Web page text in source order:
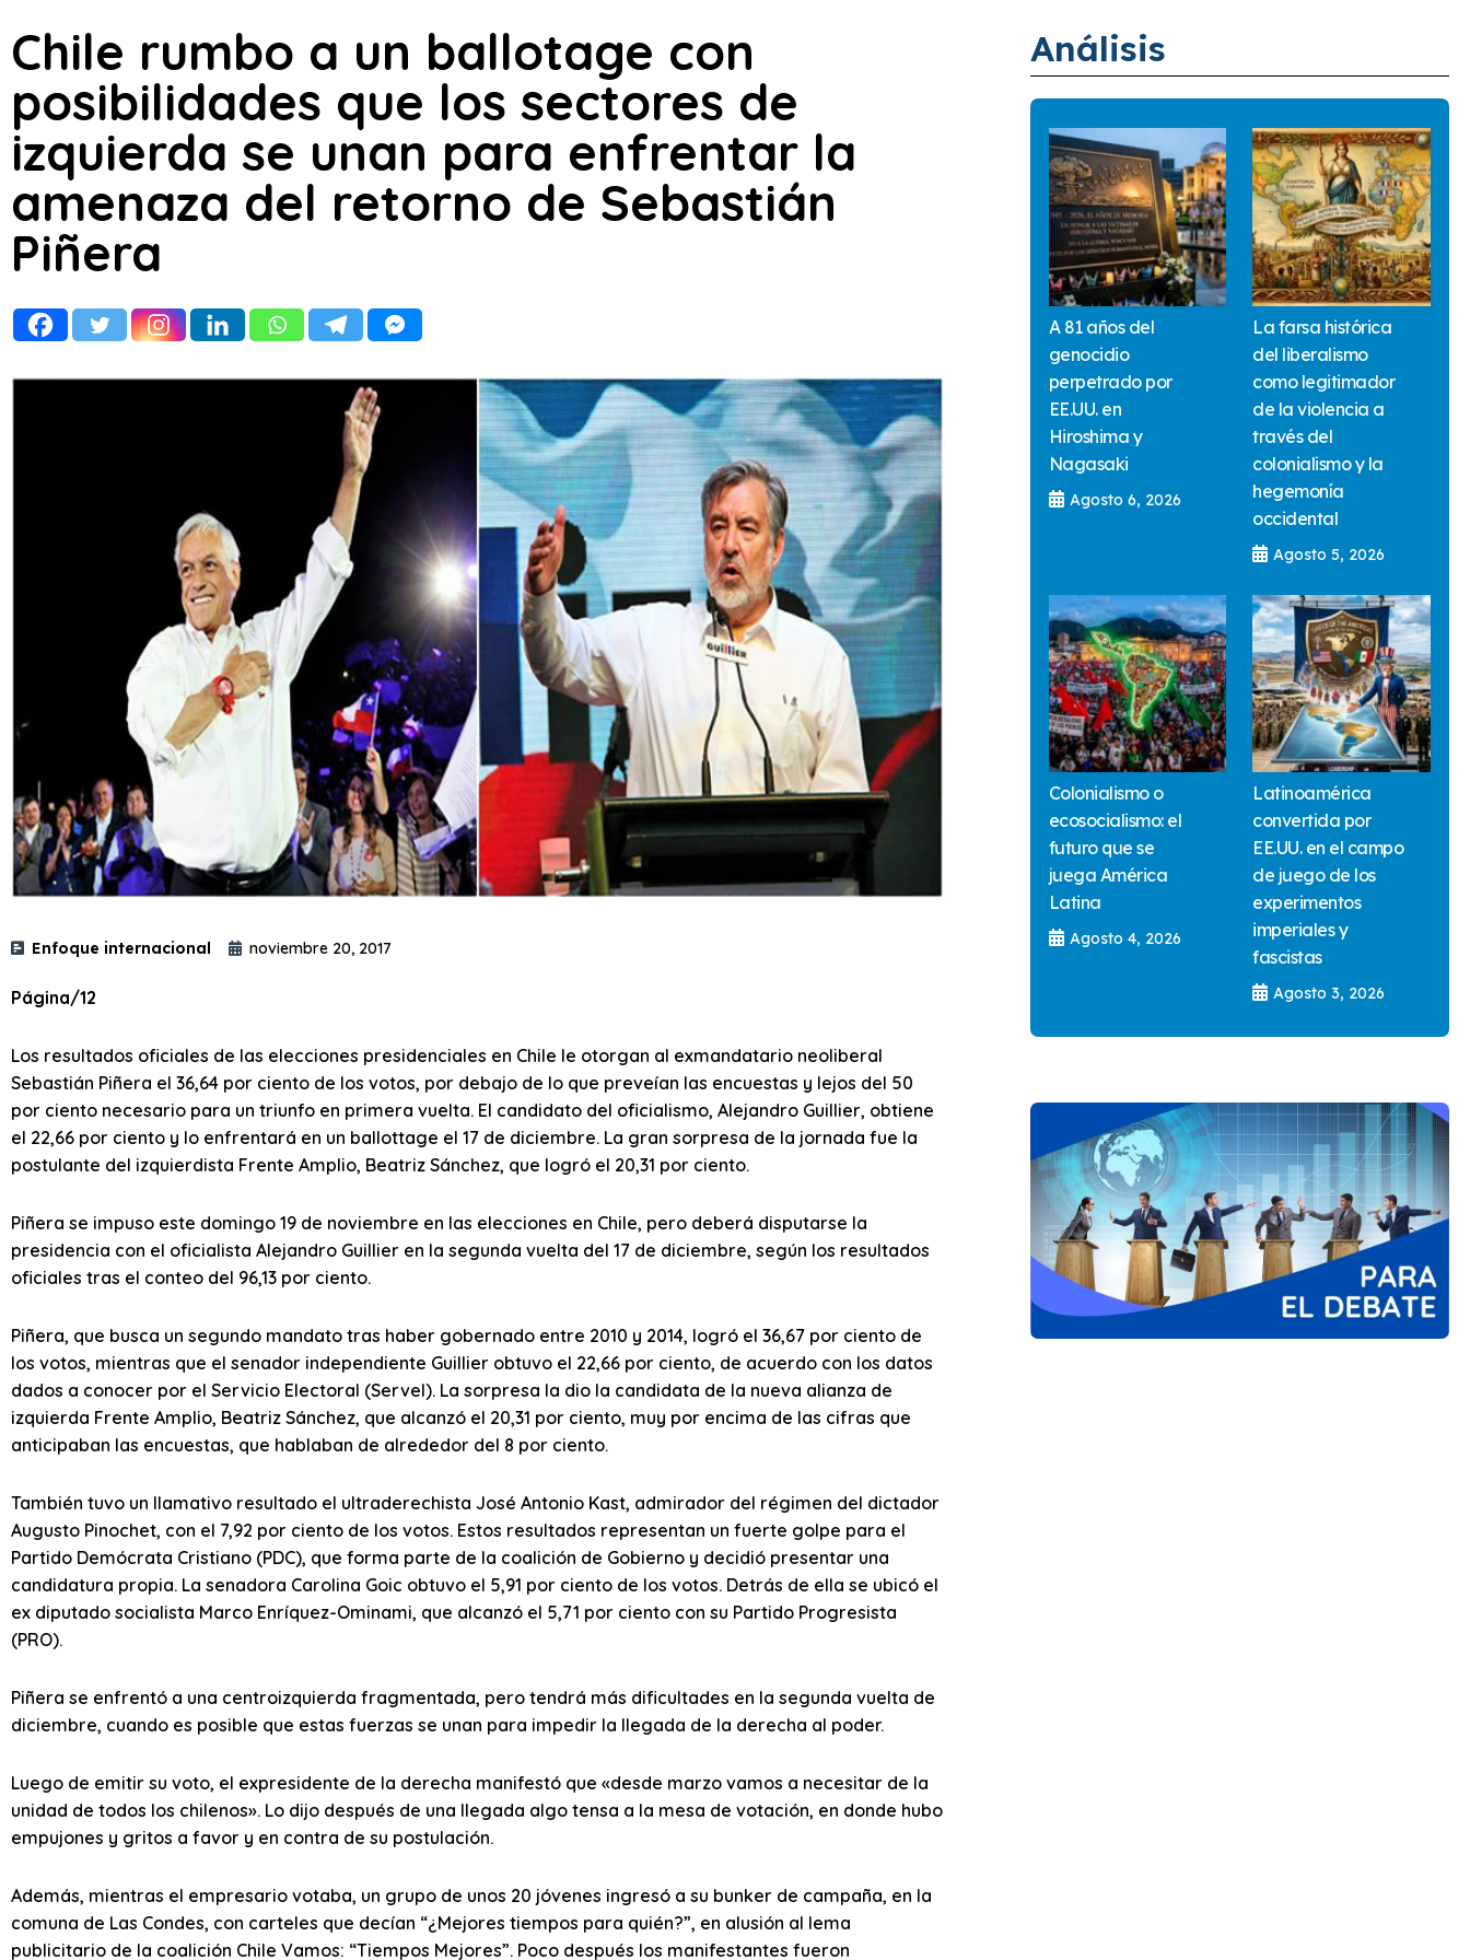
Chile rumbo a un ballotage con
posibilidades que los sectores de
izquierda se unan para enfrentar la
amenaza del retorno de Sebastián
Piñera
Enfoque internacional noviembre 20, 2017
Página/12
Los resultados oficiales de las elecciones presidenciales en Chile le otorgan al exmandatario neoliberal
Sebastián Piñera el 36,64 por ciento de los votos, por debajo de lo que preveían las encuestas y lejos del 50
por ciento necesario para un triunfo en primera vuelta. El candidato del oficialismo, Alejandro Guillier, obtiene
el 22,66 por ciento y lo enfrentará en un ballottage el 17 de diciembre. La gran sorpresa de la jornada fue la
postulante del izquierdista Frente Amplio, Beatriz Sánchez, que logró el 20,31 por ciento.
Piñera se impuso este domingo 19 de noviembre en las elecciones en Chile, pero deberá disputarse la
presidencia con el oficialista Alejandro Guillier en la segunda vuelta del 17 de diciembre, según los resultados
oficiales tras el conteo del 96,13 por ciento.
Piñera, que busca un segundo mandato tras haber gobernado entre 2010 y 2014, logró el 36,67 por ciento de
los votos, mientras que el senador independiente Guillier obtuvo el 22,66 por ciento, de acuerdo con los datos
dados a conocer por el Servicio Electoral (Servel). La sorpresa la dio la candidata de la nueva alianza de
izquierda Frente Amplio, Beatriz Sánchez, que alcanzó el 20,31 por ciento, muy por encima de las cifras que
anticipaban las encuestas, que hablaban de alrededor del 8 por ciento.
También tuvo un llamativo resultado el ultraderechista José Antonio Kast, admirador del régimen del dictador
Augusto Pinochet, con el 7,92 por ciento de los votos. Estos resultados representan un fuerte golpe para el
Partido Demócrata Cristiano (PDC), que forma parte de la coalición de Gobierno y decidió presentar una
candidatura propia. La senadora Carolina Goic obtuvo el 5,91 por ciento de los votos. Detrás de ella se ubicó el
ex diputado socialista Marco Enríquez-Ominami, que alcanzó el 5,71 por ciento con su Partido Progresista
(PRO).
Piñera se enfrentó a una centroizquierda fragmentada, pero tendrá más dificultades en la segunda vuelta de
diciembre, cuando es posible que estas fuerzas se unan para impedir la llegada de la derecha al poder.
Luego de emitir su voto, el expresidente de la derecha manifestó que «desde marzo vamos a necesitar de la
unidad de todos los chilenos». Lo dijo después de una llegada algo tensa a la mesa de votación, en donde hubo
empujones y gritos a favor y en contra de su postulación.
Además, mientras el empresario votaba, un grupo de unos 20 jóvenes ingresó a su bunker de campaña, en la
comuna de Las Condes, con carteles que decían “¿Mejores tiempos para quién?”, en alusión al lema
publicitario de la coalición Chile Vamos: “Tiempos Mejores”. Poco después los manifestantes fueron
Análisis
A 81 años del
genocidio
perpetrado por
EE.UU. en
Hiroshima y
Nagasaki
Agosto 6, 2026
La farsa histórica
del liberalismo
como legitimador
de la violencia a
través del
colonialismo y la
hegemonía
occidental
Agosto 5, 2026
Colonialismo o
ecosocialismo: el
futuro que se
juega América
Latina
Agosto 4, 2026
Latinoamérica
convertida por
EE.UU. en el campo
de juego de los
experimentos
imperiales y
fascistas
Agosto 3, 2026